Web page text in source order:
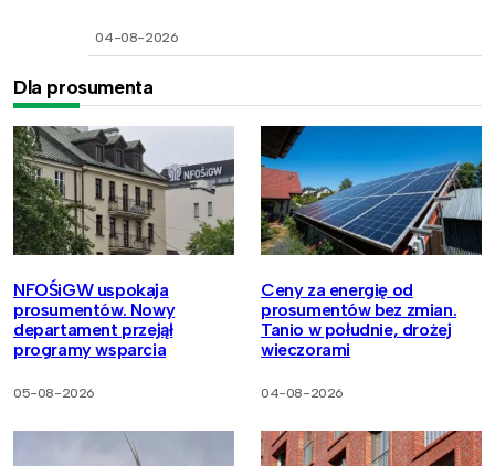
04-08-2026
Dla prosumenta
NFOŚiGW uspokaja
prosumentów. Nowy
departament przejął
programy wsparcia
05-08-2026
Ceny za energię od
prosumentów bez zmian.
Tanio w południe, drożej
wieczorami
04-08-2026